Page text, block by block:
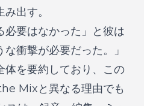
出す。
必要はなかった」と彼は
衝撃が必要だった。」
体を要約しており、この
Mixと異なる理由でも